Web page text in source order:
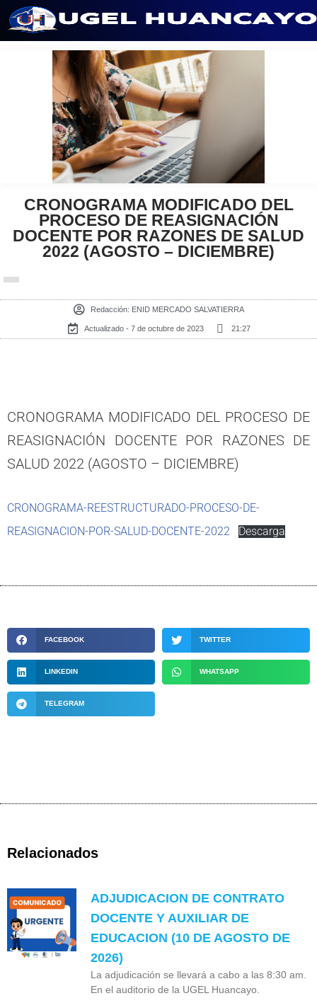
contenido
CRONOGRAMA MODIFICADO DEL
PROCESO DE REASIGNACIÓN
DOCENTE POR RAZONES DE SALUD
2022 (AGOSTO – DICIEMBRE)
Redacción: ENID MERCADO SALVATIERRA
Actualizado - 7 de octubre de 2023 21:27
CRONOGRAMA MODIFICADO DEL PROCESO DE
REASIGNACIÓN DOCENTE POR RAZONES DE
SALUD 2022 (AGOSTO – DICIEMBRE)
CRONOGRAMA-REESTRUCTURADO-PROCESO-DE-
REASIGNACION-POR-SALUD-DOCENTE-2022
Descarga
FACEBOOK TWITTER
LINKEDIN WHATSAPP
TELEGRAM
Relacionados
ADJUDICACION DE CONTRATO
DOCENTE Y AUXILIAR DE
EDUCACION (10 DE AGOSTO DE
2026)
La adjudicación se llevará a cabo a las 8:30 am.
En el auditorio de la UGEL Huancayo.